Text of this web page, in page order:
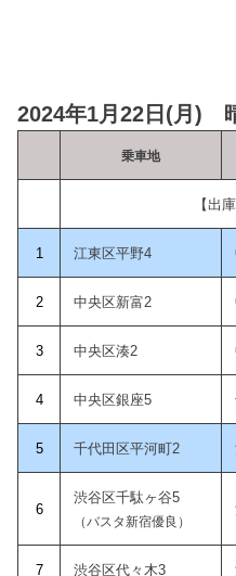
2024年1月22日(月)
乗車地
【出庫
1 江東区平野4
2 中央区新富2
3 中央区湊2
4 中央区銀座5
5 千代田区平河町2
6
渋谷区千駄ヶ谷5
（バスタ新宿優良）
7 渋谷区代々木3